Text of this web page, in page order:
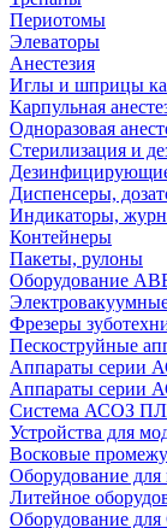
Периотомы
Элеваторы
Анестезия
Иглы и шприцы
Карпульная
Одноразовая
Стерилизация и
Диспенсеры,
Индикаторы,
Контейнеры
Пакеты, рулоны
Оборудование
Фрезеры
Пескоструйные
Аппараты серии
Аппараты
Система АСОЗ
Устройства для
Восковые
Оборудование для
Литейное
Оборудование